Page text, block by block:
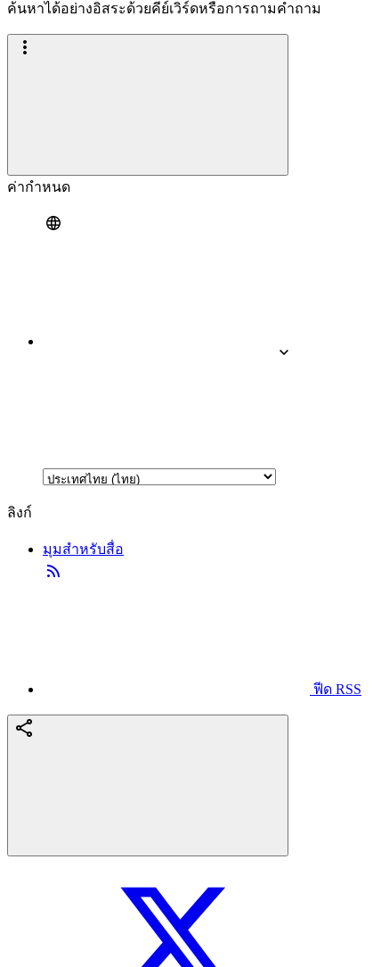
ค้นหาได้อย่างอิสระด้วยคีย์เวิร์ดหรือการถามคำถาม
ค่ากำหนด
ลิงก์
มุมสำหรับสื่อ
ฟีด RSS